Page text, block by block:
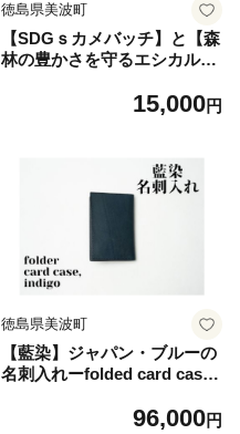
徳島県美波町
【SDGｓカメバッチ】と【森
林の豊かさを守るエシカルな
15,000円
徳島県美波町
【藍染】ジャパン・ブルーの
名刺入れーfolded card case
藍染め 泥染 生成 本革 革 牛
96,000円